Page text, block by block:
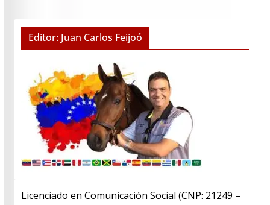
Editor: Juan Carlos Feijoó
Licenciado en Comunicación Social (CNP: 21249 –